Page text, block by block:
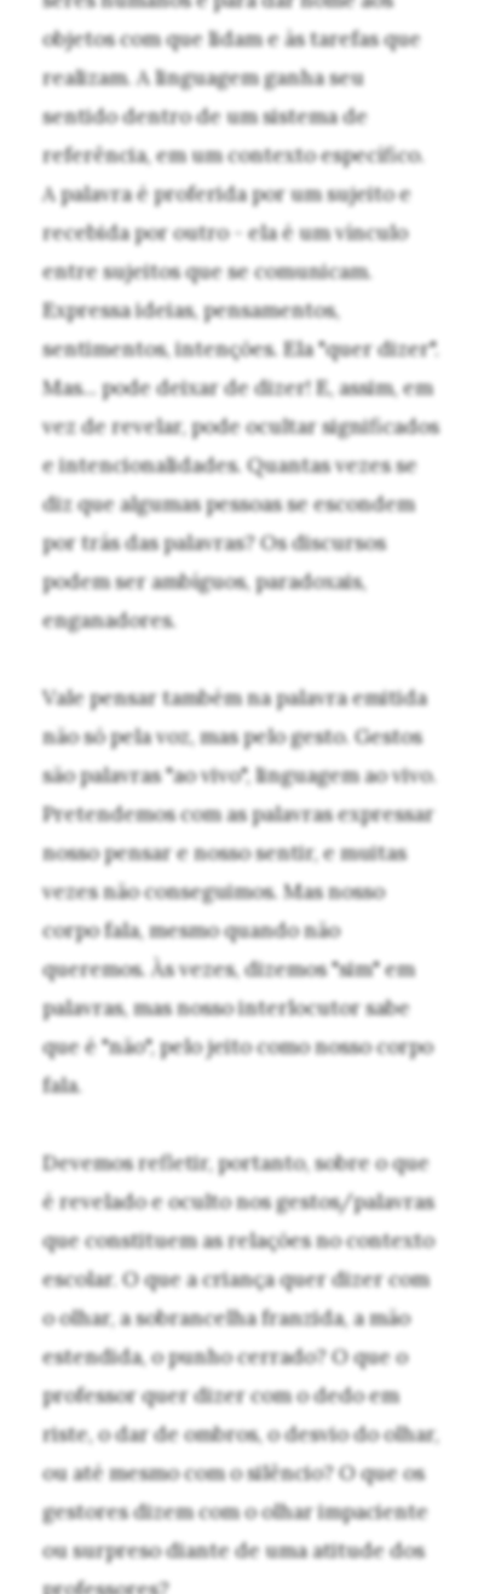
objetos com que lidam e às tarefas que
realizam. A linguagem ganha seu
sentido dentro de um sistema de
referência, em um contexto específico.
A palavra é proferida por um sujeito e
recebida por outro - ela é um vínculo
entre sujeitos que se comunicam.
Expressa ideias, pensamentos,
sentimentos, intenções. Ela "quer dizer".
Mas... pode deixar de dizer! E, assim, em
vez de revelar, pode ocultar significados
e intencionalidades. Quantas vezes se
diz que algumas pessoas se escondem
por trás das palavras? Os discursos
podem ser ambíguos, paradoxais,
enganadores.
Vale pensar também na palavra emitida
não só pela voz, mas pelo gesto. Gestos
são palavras "ao vivo", linguagem ao vivo.
Pretendemos com as palavras expressar
nosso pensar e nosso sentir, e muitas
vezes não conseguimos. Mas nosso
corpo fala, mesmo quando não
queremos. Às vezes, dizemos "sim" em
palavras, mas nosso interlocutor sabe
que é "não", pelo jeito como nosso corpo
fala.
Devemos refletir, portanto, sobre o que
é revelado e oculto nos gestos/palavras
que constituem as relações no contexto
escolar. O que a criança quer dizer com
o olhar, a sobrancelha franzida, a mão
estendida, o punho cerrado? O que o
professor quer dizer com o dedo em
riste, o dar de ombros, o desvio do olhar,
ou até mesmo com o silêncio? O que os
gestores dizem com o olhar impaciente
ou surpreso diante de uma atitude dos